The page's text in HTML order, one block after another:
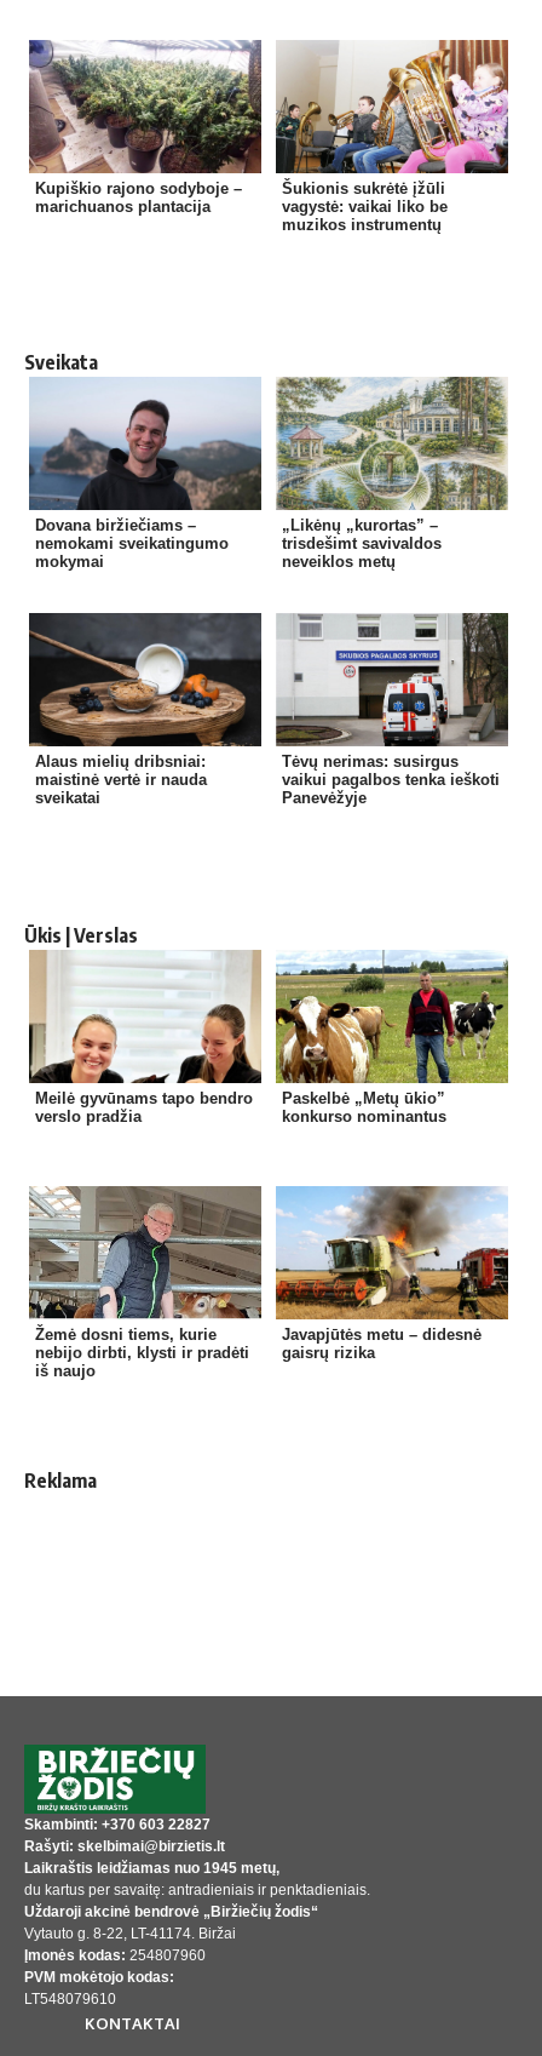
Kupiškio rajono sodyboje –
marichuanos plantacija
Šukionis sukrėtė įžūli
vagystė: vaikai liko be
muzikos instrumentų
Sveikata
Dovana biržiečiams –
nemokami sveikatingumo
mokymai
„Likėnų „kurortas” –
trisdešimt savivaldos
neveiklos metų
Alaus mielių dribsniai:
maistinė vertė ir nauda
sveikatai
Tėvų nerimas: susirgus
vaikui pagalbos tenka ieškoti
Panevėžyje
Ūkis | Verslas
Meilė gyvūnams tapo bendro
verslo pradžia
Paskelbė „Metų ūkio”
konkurso nominantus
Žemė dosni tiems, kurie
nebijo dirbti, klysti ir pradėti
iš naujo
Javapjūtės metu – didesnė
gaisrų rizika
Reklama
Skambinti: +370 603 22827
Rašyti: skelbimai@birzietis.lt
Laikraštis leidžiamas nuo 1945 metų,
du kartus per savaitę: antradieniais ir penktadieniais.
Uždaroji akcinė bendrovė „Biržiečių žodis“
Vytauto g. 8-22, LT-41174. Biržai
Įmonės kodas: 254807960
PVM mokėtojo kodas:
LT548079610
KONTAKTAI